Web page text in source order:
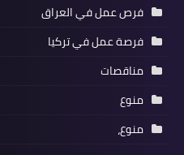
فرص عمل في العراق
فرصة عمل في تركيا
مناقصات
منوع
منوع،